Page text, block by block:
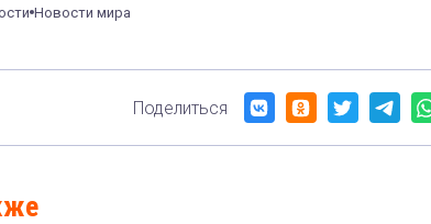
Новости мира
Поделиться